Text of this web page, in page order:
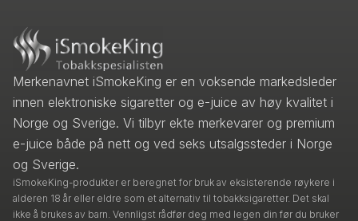
Merkenavnet iSmokeKing er en voksende markedsleder
innen elektroniske sigaretter og e-juice av høy kvalitet i
Norge og Sverige. Vi tilbyr ekte merkevarer og premium
e-juice både på nett og ved seks utsalgssteder i Norge
og Sverige.
iSmokeKing-produkter er beregnet for bruk av eksisterende røykere i
alderen 18 år eller eldre som et alternativ til tobakksigaretter. Det skal
ikke å brukes av barn. Vennligst rådfør deg med legen din før du bruker